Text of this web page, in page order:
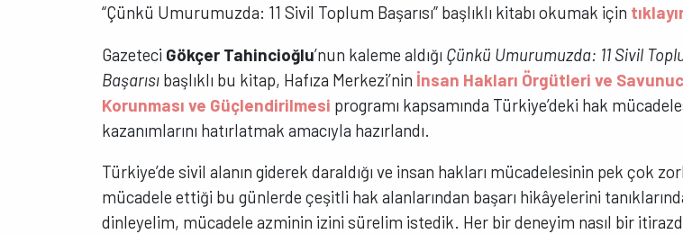
“Çünkü Umurumuzda: 11 Sivil Toplum Başarısı” başlıklı kitabı okumak için
Gazeteci Gökçer Tahincioğlu’nun kaleme aldığı Çünkü Umurumuzda: 11 Sivil
Başarısı başlıklı bu kitap, Hafıza Merkezi’nin İnsan Hakları Örgütleri ve
Korunması ve Güçlendirilmesi programı kapsamında Türkiye’deki hak
kazanımlarını hatırlatmak amacıyla hazırlandı.
Türkiye’de sivil alanın giderek daraldığı ve insan hakları mücadelesinin pek çok
mücadele ettiği bu günlerde çeşitli hak alanlarından başarı hikâyelerini
dinleyelim, mücadele azminin izini sürelim istedik. Her bir deneyim nasıl bir